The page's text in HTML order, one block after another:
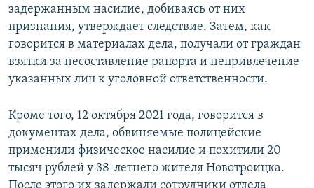
задержанным насилие, добиваясь от них
признания, утверждает следствие. Затем, как
говорится в материалах дела, получали от граждан
взятки за несоставление рапорта и непривлечение
указанных лиц к уголовной ответственности.
Кроме того, 12 октября 2021 года, говорится в
документах дела, обвиняемые полицейские
применили физическое насилие и похитили 20
тысяч рублей у 38-летнего жителя Новотроицка.